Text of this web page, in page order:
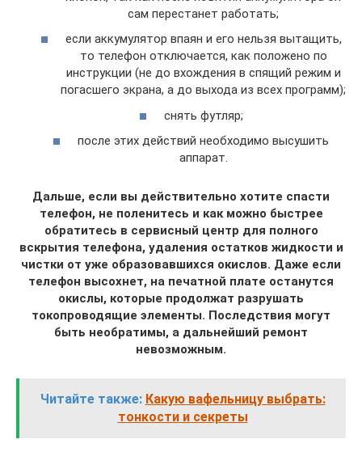
сам перестанет работать;
если аккумулятор впаян и его нельзя вытащить,
то телефон отключается, как положено по
инструкции (не до вхождения в спящий режим и
погасшего экрана, а до выхода из всех программ);
снять футляр;
после этих действий необходимо высушить
аппарат.
Дальше, если вы действительно хотите спасти
телефон, не поленитесь и как можно быстрее
обратитесь в сервисный центр для полного
вскрытия телефона, удаления остатков жидкости и
чистки от уже образовавшихся окислов. Даже если
телефон высохнет, на печатной плате останутся
окислы, которые продолжат разрушать
токопроводящие элементы. Последствия могут
быть необратимы, а дальнейший ремонт
невозможным.
Читайте также: Какую вафельницу выбрать:
тонкости и секреты